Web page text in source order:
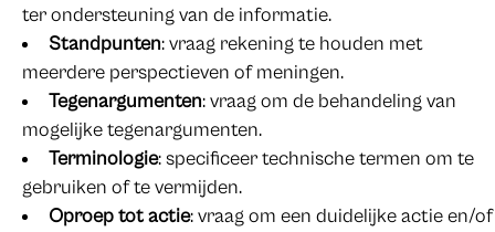
ter ondersteuning van de informatie.
Standpunten: vraag rekening te houden met
meerdere perspectieven of meningen.
Tegenargumenten: vraag om de behandeling van
mogelijke tegenargumenten.
Terminologie: specificeer technische termen om te
gebruiken of te vermijden.
Oproep tot actie: vraag om een duidelijke actie en/of